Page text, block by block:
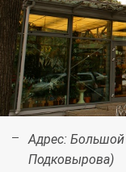
Адрес: Большой
Подковырова)